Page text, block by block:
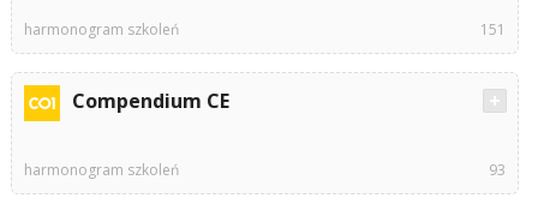
harmonogram szkoleń 151
Compendium CE
harmonogram szkoleń 93